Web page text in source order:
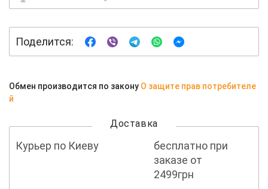
Поделится:
Обмен производится по закону О защите прав потребителе
й
Доставка
Курьер по Киеву
бесплатно при
заказе от
2499грн